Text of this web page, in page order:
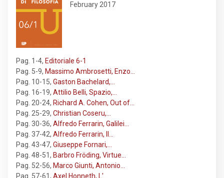
February 2017
Pag. 1-4, Editoriale 6-1
Pag. 5-9, Massimo Ambrosetti, Enzo…
Pag. 10-15, Gaston Bachelard,…
Pag. 16-19, Attilio Belli, Spazio,…
Pag. 20-24, Richard A. Cohen, Out of…
Pag. 25-29, Christian Coseru,…
Pag. 30-36, Alfredo Ferrarin, Galilei…
Pag. 37-42, Alfredo Ferrarin, Il…
Pag. 43-47, Giuseppe Fornari,…
Pag. 48-51, Barbro Fröding, Virtue…
Pag. 52-56, Marco Giunti, Antonio…
Pag. 57-61, Axel Honneth, L'…